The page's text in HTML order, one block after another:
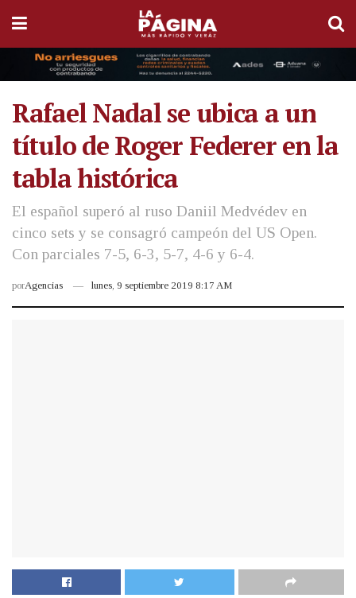
Rafael Nadal se ubica a un
título de Roger Federer en la
tabla histórica
El español superó al ruso Daniil Medvédev en
cinco sets y se consagró campeón del US Open.
Con parciales 7-5, 6-3, 5-7, 4-6 y 6-4.
porAgencias lunes, 9 septiembre 2019 8:17 AM